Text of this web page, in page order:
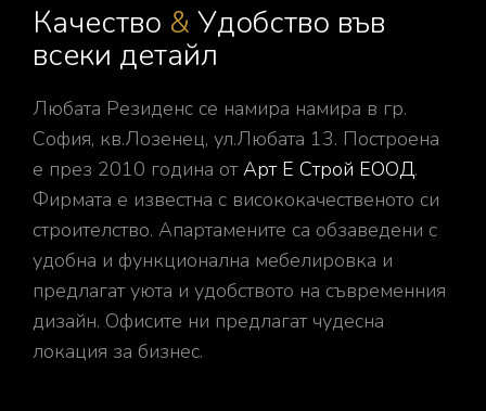
Качество & Удобство във
всеки детайл
Любата Резиденс се намира намира в гр.
София, кв.Лозенец, ул.Любата 13. Построена
е през 2010 година отАрт Е Строй ЕООД.
Фирмата е известна с висококачественото си
строителство. Апартамените са обзаведени с
удобна и функционална мебелировка и
предлагат уюта и удобството на съвременния
дизайн. Офисите ни предлагат чудесна
локация за бизнес.